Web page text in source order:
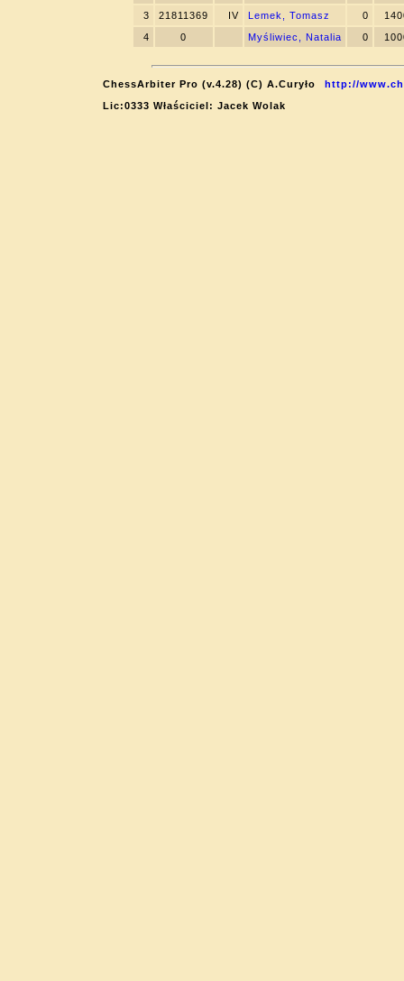
3
21811369 IV Lemek, Tomasz 0
4
0 Myśliwiec, Natalia 0
ChessArbiter Pro (v.4.28) (C) A.Curyło
http://
Lic:0333 Właściciel: Jacek Wolak